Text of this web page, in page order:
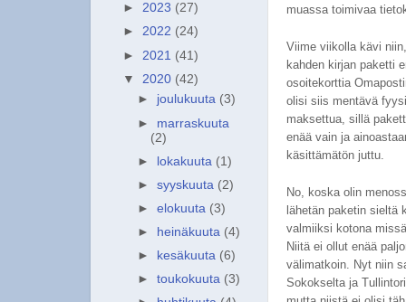
muassa toimivaa
Viime viikolla kävi
kahden kirjan paketti
osoitekorttia
olisi siis mentävä
maksettua, sillä
enää vain ja
käsittämätön juttu.
No, koska olin
lähetän paketin sieltä
valmiiksi kotona
Niitä ei ollut enää
välimatkoin. Nyt niin
Sokokselta ja
► 2023 (27)
► 2022 (24)
► 2021 (41)
▼ 2020 (42)
► joulukuuta (3)
► marraskuuta
(2)
► lokakuuta (1)
►syyskuuta (2)
►elokuuta (3)
►
heinäkuuta (4)
►
kesäkuuta (6)
►toukokuuta (3)